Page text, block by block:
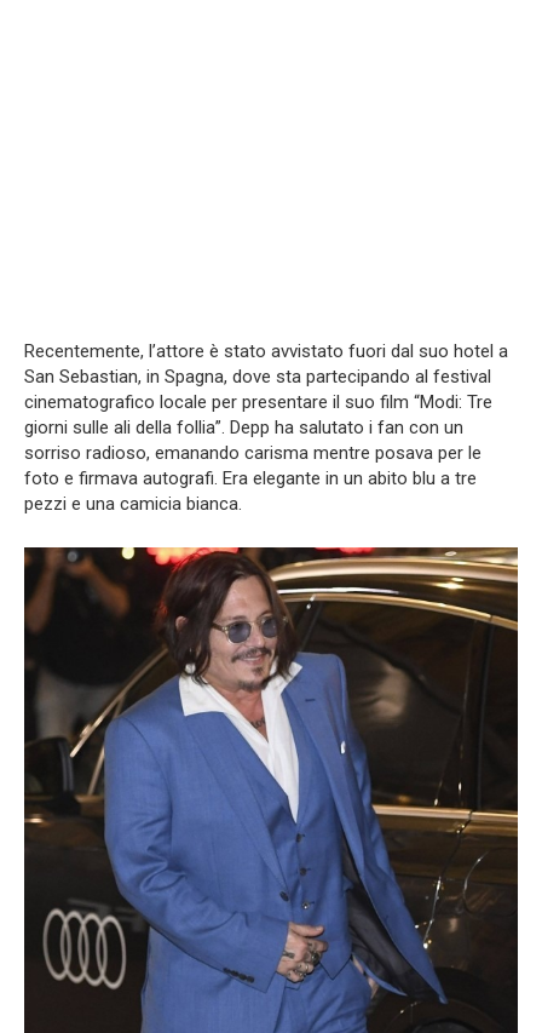
Recentemente, l’attore è stato avvistato fuori dal suo hotel a
San Sebastian, in Spagna, dove sta partecipando al festival
cinematografico locale per presentare il suo film “Modi: Tre
giorni sulle ali della follia”. Depp ha salutato i fan con un
sorriso radioso, emanando carisma mentre posava per le
foto e firmava autografi. Era elegante in un abito blu a tre
pezzi e una camicia bianca.